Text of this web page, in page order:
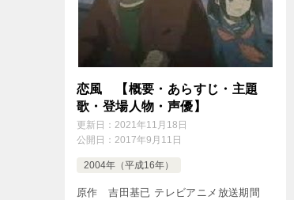
恋風 【概要・あらすじ・主題
歌・登場人物・声優】
更新日： 2021年11月18日
公開日： 2017年9月11日
2004年（平成16年）
原作 吉田基已 テレビアニメ放送期間